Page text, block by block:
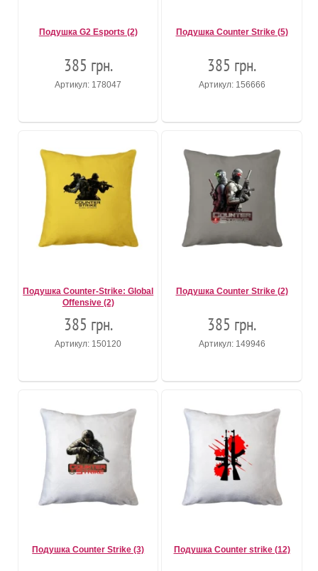
Подушка G2 Esports (2)
385 грн.
Артикул: 178047
Подушка Counter Strike (5)
385 грн.
Артикул: 156666
Подушка Counter-Strike: Global
Offensive (2)
385 грн.
Артикул: 150120
Подушка Counter Strike (2)
385 грн.
Артикул: 149946
Подушка Counter Strike (3) Подушка Counter strike (12)